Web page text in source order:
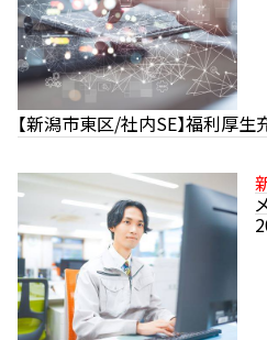
【新潟市東区/社内SE】福利厚